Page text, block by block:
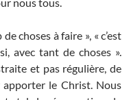
choses à faire », « c’est
avec tant de choses ».
et pas régulière, de
apporter le Christ. Nous